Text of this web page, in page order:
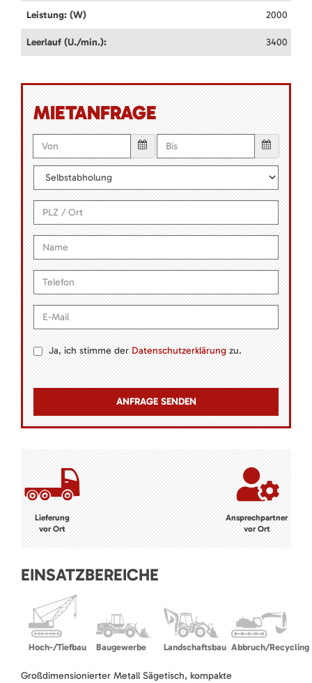
Leistung: (W) 2000
Leerlauf (U./min.): 3400
MIETANFRAGE
Ja, ich stimme derDatenschutzerklärungzu.
Lieferung
vor Ort
Ansprechpartner
vor Ort
EINSATZBEREICHE
Hoch-/Tiefbau Baugewerbe Landschaftsbau Abbruch/Recycling
Großdimensionierter Metall Sägetisch, kompakte